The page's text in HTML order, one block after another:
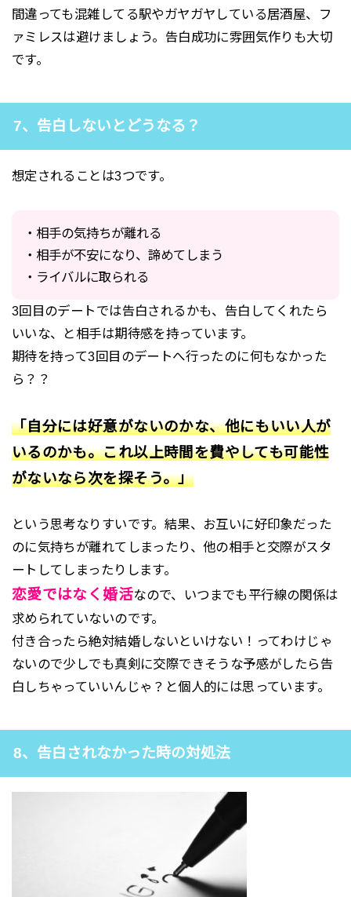
間違っても混雑してる駅やガヤガヤしている居酒屋、フ
ァミレスは避けましょう。告白成功に雰囲気作りも大切
です。
7、告白しないとどうなる？
想定されることは3つです。
・相手の気持ちが離れる
・相手が不安になり、諦めてしまう
・ライバルに取られる
3回目のデートでは告白されるかも、告白してくれたら
いいな、と相手は期待感を持っています。
期待を持って3回目のデートへ行ったのに何もなかった
ら？？
「自分には好意がないのかな、他にもいい人が
いるのかも。これ以上時間を費やしても可能性
がないなら次を探そう。」
という思考なりすいです。結果、お互いに好印象だった
のに気持ちが離れてしまったり、他の相手と交際がスタ
ートしてしまったりします。
恋愛ではなく婚活なので、いつまでも平行線の関係は
求められていないのです。
付き合ったら絶対結婚しないといけない！ってわけじゃ
ないので少しでも真剣に交際できそうな予感がしたら告
白しちゃっていいんじゃ？と個人的には思っています。
8、告白されなかった時の対処法